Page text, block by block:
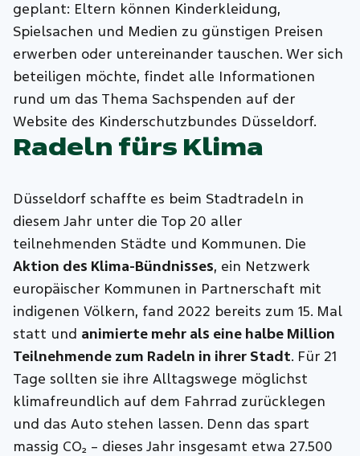
geplant: Eltern können Kinderkleidung,
Spielsachen und Medien zu günstigen Preisen
erwerben oder untereinander tauschen. Wer sich
beteiligen möchte, findet alle Informationen
rund um das Thema Sachspenden auf der
Website des Kinderschutzbundes Düsseldorf.
Radeln fürs Klima
Düsseldorf schaffte es beim Stadtradeln in
diesem Jahr unter die Top 20 aller
teilnehmenden Städte und Kommunen. Die
Aktion des Klima-Bündnisses, ein Netzwerk
europäischer Kommunen in Partnerschaft mit
indigenen Völkern, fand 2022 bereits zum 15. Mal
statt und animierte mehr als eine halbe Million
Teilnehmende zum Radeln in ihrer Stadt. Für 21
Tage sollten sie ihre Alltagswege möglichst
klimafreundlich auf dem Fahrrad zurücklegen
und das Auto stehen lassen. Denn das spart
massig CO₂ – dieses Jahr insgesamt etwa 27.500